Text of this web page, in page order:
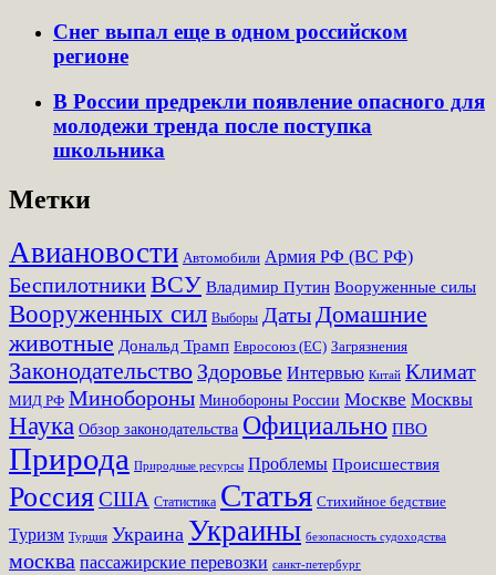
Снег выпал еще в одном российском
регионе
В России предрекли появление опасного для
молодежи тренда после поступка
школьника
Метки
Авиановости Автомобили Армия РФ (ВС РФ)
БеспилотникиВСУ Владимир Путин Вооруженные силы
Вооруженных сил Выборы ДатыДомашние
животные Дональд Трамп Евросоюз (ЕС) Загрязнения
Законодательство Здоровье Интервью Китай Климат
МИД РФ Минобороны Минобороны России Москве Москвы
Наука Обзор законодательства Официально ПВО
Природа Природные ресурсы Проблемы Происшествия
РоссияСША Статистика Статья Стихийное бедствие
Туризм Турция Украина Украины безопасность судоходства
москва пассажирские перевозки санкт-петербург